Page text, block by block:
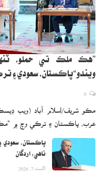
”هڪ ملڪ تي حملو،
ويندو“پاڪستان، سعودي ۽
مڪو شريف/اسلام آباد (ويب
عرب، پاڪستان ۽ ترڪي وچ ۾
پاڪستان،
ناهي: اردگان
اگست 7, 2026